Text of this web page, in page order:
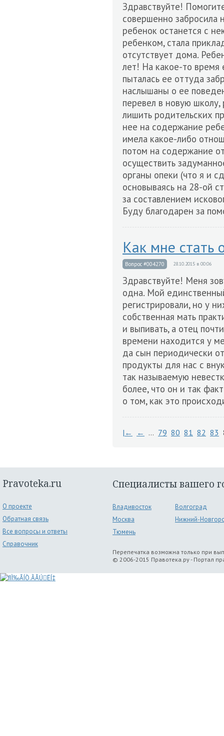
Здравствуйте!
совершенно забросила
ребенок останется с
ребенком, стала
отсутствует дома.
лет! На какое-то время
пыталась ее оттуда
наслышаны о ее
перевел в новую
лишить родительских
нее на содержание
имела какое-либо
потом на содержание
осуществить
органы опеки (что я и
основываясь на 28-ой
за составлением
Буду благодарен за
Как мне стать
Вопрос #004270 28.10.2015 в 00:06
Здравствуйте! Меня
одна. Мой
регистрировали, но у
собственная мать
и выпивать, а отец
времени находится у
да сын периодически
продукты для нас с
так называемую
более, что он и так
о том, как это
|← ← … 79 80 81 82 83
Pravoteka.ru
О проекте
Обратная связь
Все вопросы и ответы
Справочник
Специалисты вашего
Владивосток
Волгоград
Москва
Нижний-
Тюмень
Перепечатка возможна только при
© 2006-2015 Правотека.ру - Портал